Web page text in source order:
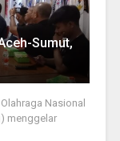
Sumut,
Nasional
menggelar